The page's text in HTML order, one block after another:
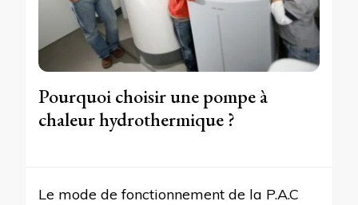
Pourquoi choisir une pompe à
chaleur hydrothermique ?
Le mode de fonctionnement de la P.A.C